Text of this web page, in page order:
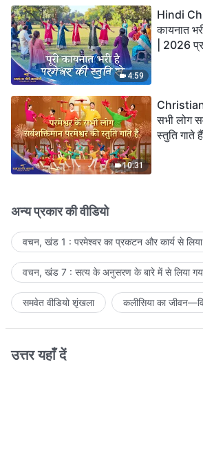
4:59
Hindi
कायनात
| 2026
10:31
सभी लोग
स्तुति गाते
अन्य प्रकार की वीडियो
वचन, खंड 1 : परमेश्वर का प्रकटन और कार्य से लिया
वचन, खंड 7 : सत्य के अनुसरण के बारे में से लिया
समवेत वीडियो शृंखला कलीसिया का
उत्तर यहाँ दें